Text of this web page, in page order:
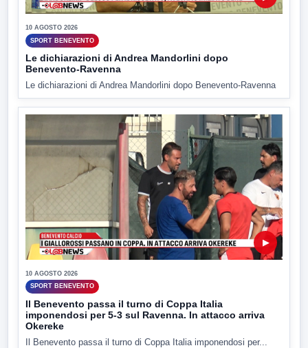
10 AGOSTO 2026
SPORT BENEVENTO
Le dichiarazioni di Andrea Mandorlini dopo
Benevento-Ravenna
Le dichiarazioni di Andrea Mandorlini dopo Benevento-Ravenna
▶
10 AGOSTO 2026
SPORT BENEVENTO
Il Benevento passa il turno di Coppa Italia
imponendosi per 5-3 sul Ravenna. In attacco arriva
Okereke
Il Benevento passa il turno di Coppa Italia imponendosi per...